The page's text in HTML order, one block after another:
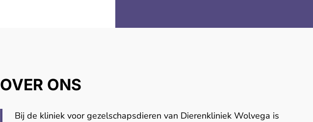
OVER ONS
Bij de kliniek voor gezelschapsdieren van Dierenkliniek Wolvega is